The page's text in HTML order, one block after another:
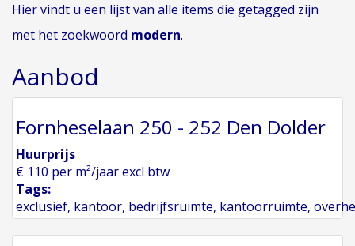
Hier vindt u een lijst van alle items die getagged zijn
met het zoekwoord modern.
Aanbod
Fornheselaan 250 - 252 Den Dolder
Huurprijs
€ 110 per m²/jaar excl btw
Tags:
exclusief, kantoor, bedrijfsruimte, kantoorruimte,